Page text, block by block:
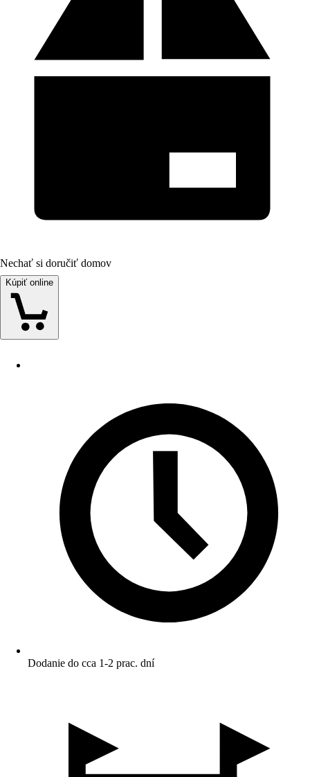
Nechať si doručiť domov
Kúpiť online
Dodanie do cca 1-2 prac. dní